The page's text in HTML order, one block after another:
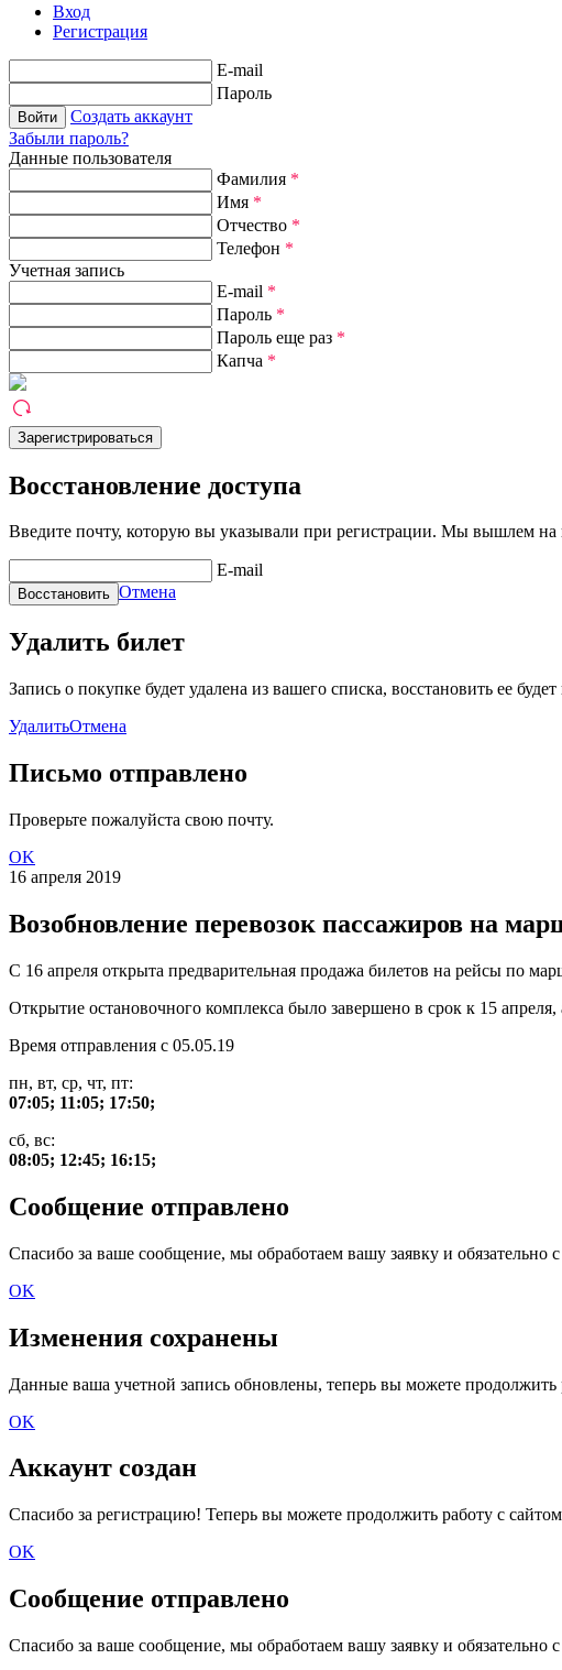
Вход
Регистрация
E-mail
Пароль
Создать аккаунт
Забыли пароль?
Данные пользователя
Фамилия *
Имя *
Отчество *
Телефон *
Учетная запись
E-mail *
Пароль *
Пароль еще раз *
Капча *
Восстановление доступа
Введите почту, которую вы указывали при регистрации. Мы вышлем на
E-mail
Отмена
Удалить билет
Запись о покупке будет удалена из вашего списка, восстановить ее будет
УдалитьОтмена
Письмо отправлено
Проверьте пожалуйста свою почту.
OK
16 апреля 2019
Возобновление перевозок пассажиров на
С 16 апреля открыта предварительная продажа билетов на рейсы по
Открытие остановочного комплекса было завершено в срок к 15 апреля,
Время отправления с 05.05.19
пн, вт, ср, чт, пт:
07:05; 11:05; 17:50;
сб, вс:
08:05; 12:45; 16:15;
Сообщение отправлено
Спасибо за ваше сообщение, мы обработаем вашу заявку и обязательно
OK
Изменения сохранены
Данные ваша учетной запись обновлены, теперь вы можете
OK
Аккаунт создан
Спасибо за регистрацию! Теперь вы можете продолжить работу с
OK
Сообщение отправлено
Спасибо за ваше сообщение, мы обработаем вашу заявку и обязательно